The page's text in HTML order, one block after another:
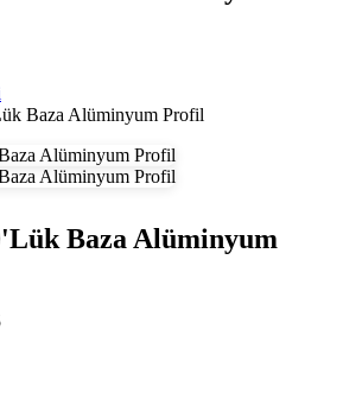
Baza Alüminyum Profil
Baza Alüminyum